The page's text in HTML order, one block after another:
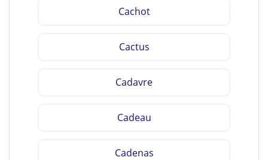
Cachot
Cactus
Cadavre
Cadeau
Cadenas